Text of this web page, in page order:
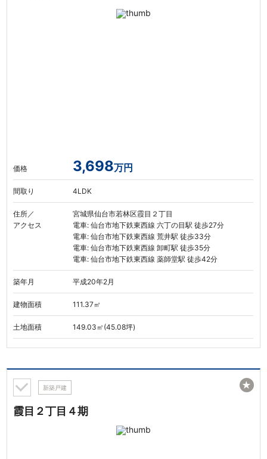
価格 3,698万円
間取り 4LDK
住所／
アクセス
宮城県仙台市若林区霞目２丁目
電車: 仙台市地下鉄東西線 六丁の目駅 徒歩27分
電車: 仙台市地下鉄東西線 荒井駅 徒歩33分
電車: 仙台市地下鉄東西線 卸町駅 徒歩35分
電車: 仙台市地下鉄東西線 薬師堂駅 徒歩42分
築年月 平成20年2月
建物面積 111.37㎡
土地面積 149.03㎡(45.08坪)
新築戸建
霞目２丁目４期
★